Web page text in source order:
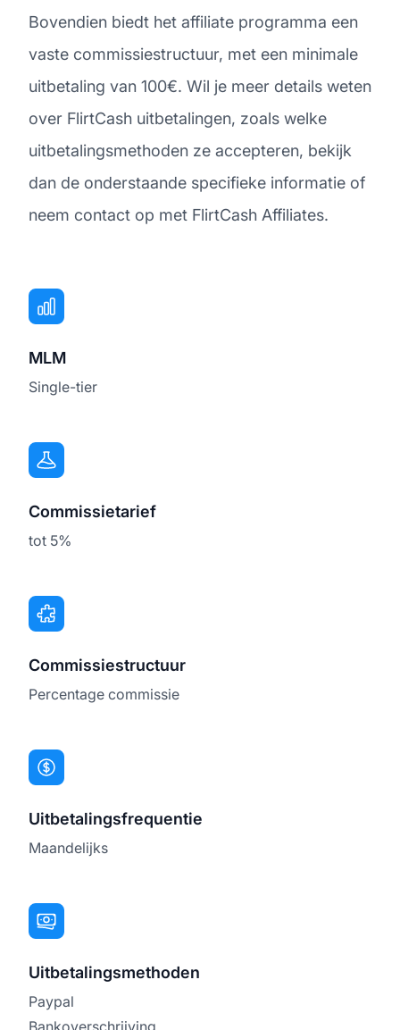
Bovendien biedt het affiliate programma een
vaste commissiestructuur, met een minimale
uitbetaling van 100€. Wil je meer details weten
over FlirtCash uitbetalingen, zoals welke
uitbetalingsmethoden ze accepteren, bekijk
dan de onderstaande specifieke informatie of
neem contact op met FlirtCash Affiliates.
MLM
Single-tier
Commissietarief
tot 5%
Commissiestructuur
Percentage commissie
Uitbetalingsfrequentie
Maandelijks
Uitbetalingsmethoden
Paypal
Bankoverschrijving